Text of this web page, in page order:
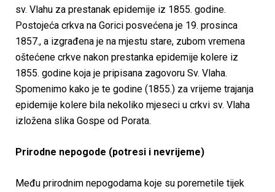
sv. Vlahu za prestanak epidemije iz 1855. godine.
Postojeća crkva na Gorici posvećena je 19. prosinca
1857., a izgrađena je na mjestu stare, zubom vremena
oštećene crkve nakon prestanka epidemije kolere iz
1855. godine koja je pripisana zagovoru Sv. Vlaha.
Spomenimo kako je te godine (1855.) za vrijeme trajanja
epidemije kolere bila nekoliko mjeseci u crkvi sv. Vlaha
izložena slika Gospe od Porata.
Prirodne nepogode (potresi i nevrijeme)
Među prirodnim nepogodama koje su poremetile tijek